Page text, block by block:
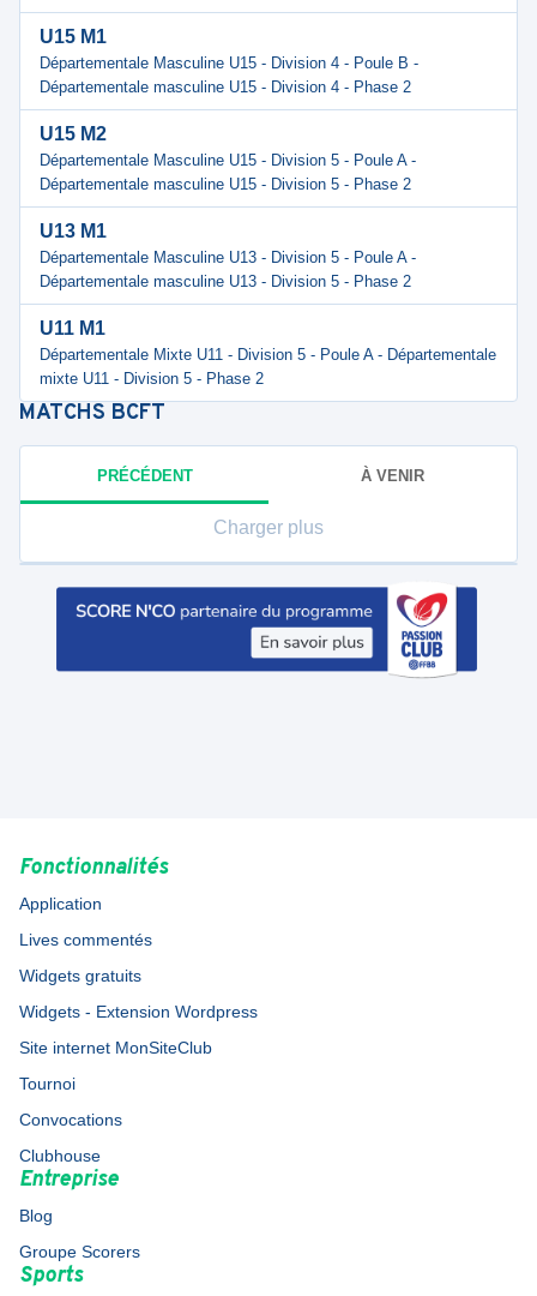
U15 M1
Départementale Masculine U15 - Division 4 - Poule B -
Départementale masculine U15 - Division 4 - Phase 2
U15 M2
Départementale Masculine U15 - Division 5 - Poule A -
Départementale masculine U15 - Division 5 - Phase 2
U13 M1
Départementale Masculine U13 - Division 5 - Poule A -
Départementale masculine U13 - Division 5 - Phase 2
U11 M1
Départementale Mixte U11 - Division 5 - Poule A - Départementale
mixte U11 - Division 5 - Phase 2
MATCHS BCFT
PRÉCÉDENT À VENIR
Charger plus
Fonctionnalités
Application
Lives commentés
Widgets gratuits
Widgets - Extension Wordpress
Site internet MonSiteClub
Tournoi
Convocations
Clubhouse
Entreprise
Blog
Groupe Scorers
Sports